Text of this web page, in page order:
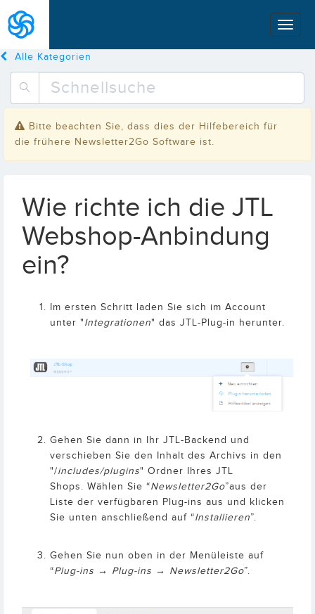
Alle Kategorien
Bitte beachten Sie, dass dies der Hilfebereich für
die frühere Newsletter2Go Software ist.
Wie richte ich die JTL
Webshop-Anbindung
ein?
Im ersten Schritt laden Sie sich im Account
unter "Integrationen" das JTL-Plug-in herunter.
Gehen Sie dann in Ihr JTL-Backend und
verschieben Sie den Inhalt des Archivs in den
"/includes/plugins" Ordner Ihres JTL
Shops. Wählen Sie “Newsletter2Go”aus der
Liste der verfügbaren Plug-ins aus und klicken
Sie unten anschließend auf “Installieren”.
Gehen Sie nun oben in der Menüleiste auf
“Plug-ins → Plug-ins → Newsletter2Go”.